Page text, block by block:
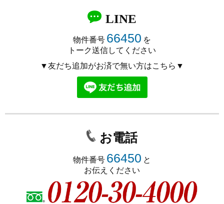
LINE
物件番号 66450 を
トーク送信してください
▼友だち追加がお済で無い方はこちら▼
お電話
物件番号 66450 と
お伝えください